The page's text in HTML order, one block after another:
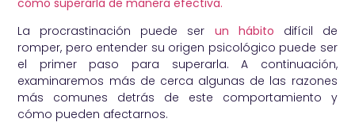
La procrastinación puede ser un hábito difícil de
romper, pero entender su origen psicológico puede ser
el primer paso para superarla. A continuación,
examinaremos más de cerca algunas de las razones
más comunes detrás de este comportamiento y
cómo pueden afectarnos.